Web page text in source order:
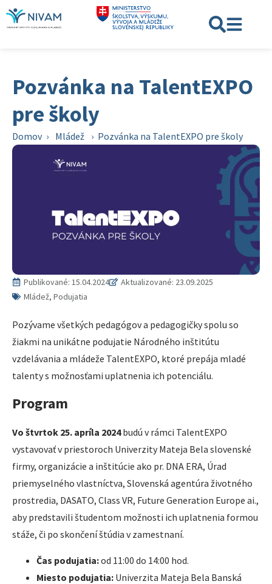
Pozvánka na TalentEXPO
pre školy
Domov › Mládež › Pozvánka na TalentEXPO pre školy
Publikované: 15.04.2024
Aktualizované: 23.09.2025
Mládež, Podujatia
Pozývame všetkých pedagógov a pedagogičky spolu so
žiakmi na unikátne podujatie Národného inštitútu
vzdelávania a mládeže TalentEXPO, ktoré prepája mladé
talenty s možnosťami uplatnenia ich potenciálu.
Program
Vo štvrtok 25. apríla 2024budú v rámci TalentEXPO
vystavovať v priestoroch Univerzity Mateja Bela slovenské
firmy, organizácie a inštitúcie ako pr. DNA ERA, Úrad
priemyselného vlastníctva, Slovenská agentúra životného
prostredia, DASATO, Class VR, Future Generation Europe ai.,
aby predstavili študentom možnosti ich uplatnenia formou
stáže, či po skončení štúdia v zamestnaní.
Čas podujatia:od 11:00 do 14:00 hod.
Miesto podujatia: Univerzita Mateja Bela Banská